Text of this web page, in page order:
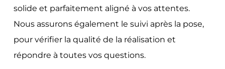
solide et parfaitement aligné à vos attentes.
Nous assurons également le suivi après la pose,
pour vérifier la qualité de la réalisation et
répondre à toutes vos questions.